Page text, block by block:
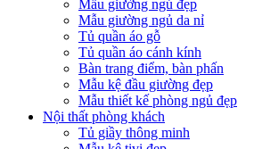
Mẫu giường ngủ đẹp
Mẫu giường ngủ da nỉ
Tủ quần áo gỗ
Tủ quần áo cánh kính
Bàn trang điểm, bàn phấn
Mẫu kệ đầu giường đẹp
Mẫu thiết kế phòng ngủ đẹp
Nội thất phòng khách
Tủ giầy thông minh